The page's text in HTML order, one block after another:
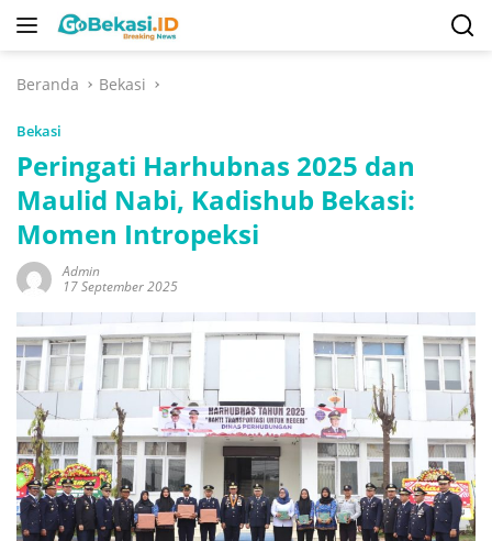
Langsung
Beranda
Bekasi
Bekasi
Peringati Harhubnas 2025 dan
Maulid Nabi, Kadishub Bekasi:
Momen Intropeksi
Admin
17 September 2025